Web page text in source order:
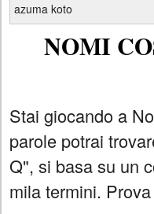
azuma koto
NOMI
Stai giocando a
parole potrai
Q", si basa su un
mila termini.